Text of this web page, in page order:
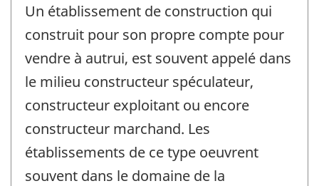
Un établissement de construction qui
construit pour son propre compte pour
vendre à autrui, est souvent appelé dans
le milieu constructeur spéculateur,
constructeur exploitant ou encore
constructeur marchand. Les
établissements de ce type oeuvrent
souvent dans le domaine de la